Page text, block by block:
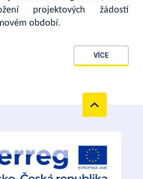
projektových žádostí
období.
VÍCE